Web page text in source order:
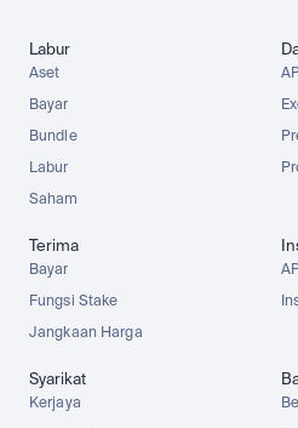
Labur
Aset
Bayar
Bundle
Labur
Saham
Terima
Bayar
Fungsi Stake
Jangkaan Harga
Syarikat
Kerjaya